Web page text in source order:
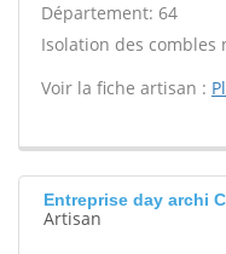
Département: 64
Isolation des combles
Voir la fiche artisan :
Entreprise day archi
Artisan